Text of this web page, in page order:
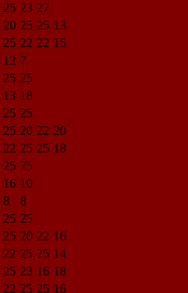
25 23 27
20 25 25 13
25 22 22 15
12 7
25 25
13 18
25 25
25 20 22 20
22 25 25 18
25 25
16 10
8
8
25 25
25 20 22 16
22 25 25 14
25 23 16 18
22 25 25 16